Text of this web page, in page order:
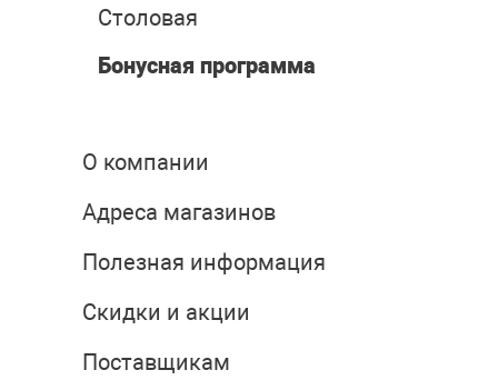
Столовая
Бонусная программа
О компании
Адреса магазинов
Полезная информация
Скидки и акции
Поставщикам